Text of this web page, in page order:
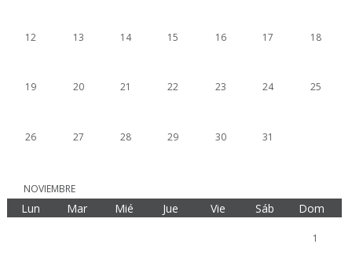
12 13 14 15 16 17 18
19 20 21 22 23 24 25
26 27 28 29 30 31
NOVIEMBRE
Lun Mar Mié Jue Vie Sáb Dom
1